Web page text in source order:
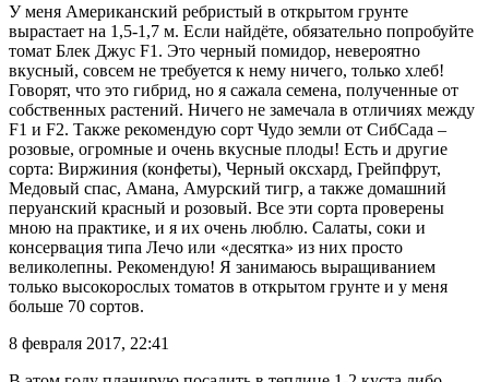
У меня Американский ребристый в открытом грунте
вырастает на 1,5-1,7 м. Если найдёте, обязательно попробуйте
томат Блек Джус F1. Это черный помидор, невероятно
вкусный, совсем не требуется к нему ничего, только хлеб!
Говорят, что это гибрид, но я сажала семена, полученные от
собственных растений. Ничего не замечала в отличиях между
F1 и F2. Также рекомендую сорт Чудо земли от СибСада –
розовые, огромные и очень вкусные плоды! Есть и другие
сорта: Виржиния (конфеты), Черный оксхард, Грейпфрут,
Медовый спас, Амана, Амурский тигр, а также домашний
перуанский красный и розовый. Все эти сорта проверены
мною на практике, и я их очень люблю. Салаты, соки и
консервация типа Лечо или «десятка» из них просто
великолепны. Рекомендую! Я занимаюсь выращиванием
только высокорослых томатов в открытом грунте и у меня
больше 70 сортов.
8 февраля 2017, 22:41